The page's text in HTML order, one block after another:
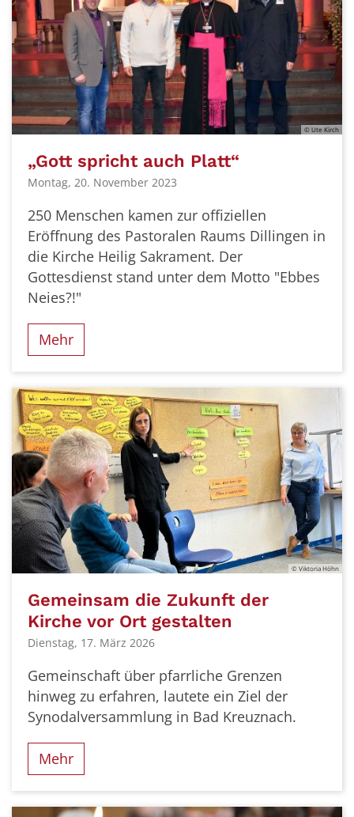
© Ute Kirch
„Gott spricht auch Platt“
Montag, 20. November 2023
250 Menschen kamen zur offiziellen
Eröffnung des Pastoralen Raums Dillingen in
die Kirche Heilig Sakrament. Der
Gottesdienst stand unter dem Motto "Ebbes
Neies?!"
Mehr
© Viktoria Höhn
Gemeinsam die Zukunft der
Kirche vor Ort gestalten
Dienstag, 17. März 2026
Gemeinschaft über pfarrliche Grenzen
hinweg zu erfahren, lautete ein Ziel der
Synodalversammlung in Bad Kreuznach.
Mehr